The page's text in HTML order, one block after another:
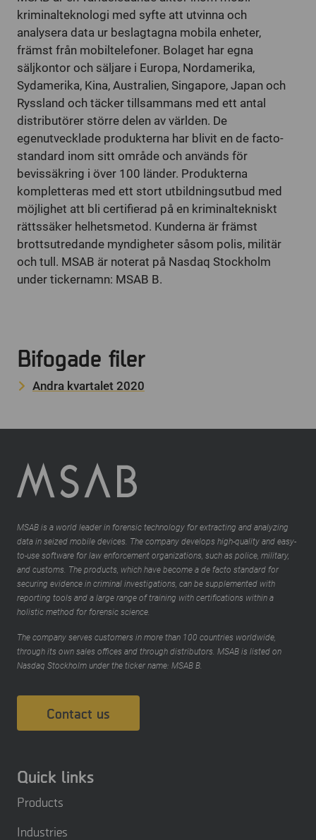
kriminalteknologi med syfte att utvinna och
analysera data ur beslagtagna mobila enheter,
främst från mobiltelefoner. Bolaget har egna
säljkontor och säljare i Europa, Nordamerika,
Sydamerika, Kina, Australien, Singapore, Japan och
Ryssland och täcker tillsammans med ett antal
distributörer större delen av världen. De
egenutvecklade produkterna har blivit en de facto-
standard inom sitt område och används för
bevissäkring i över 100 länder. Produkterna
kompletteras med ett stort utbildningsutbud med
möjlighet att bli certifierad på en kriminaltekniskt
rättssäker helhetsmetod. Kunderna är främst
brottsutredande myndigheter såsom polis, militär
och tull. MSAB är noterat på Nasdaq Stockholm
under tickernamn: MSAB B.
Bifogade filer
Andra kvartalet 2020
MSAB is a world leader in forensic technology for extracting and analyzing
data in seized mobile devices. The company develops high-quality and easy-
to-use software for law enforcement organizations, such as police, military,
and customs. The products, which have become a de facto standard for
securing evidence in criminal investigations, can be supplemented with
reporting tools and a large range of training with certifications within a
holistic method for forensic science.
The company serves customers in more than 100 countries worldwide,
through its own sales offices and through distributors. MSAB is listed on
Nasdaq Stockholm under the ticker name: MSAB B.
Contact us
Quick links
Products
Industries